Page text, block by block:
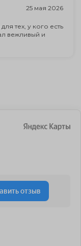
25 мая 2026
тех, у кого есть
вежливый и